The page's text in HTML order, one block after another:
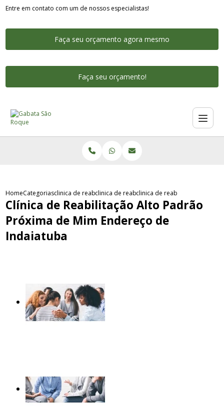
Entre em contato com um de nossos especialistas!
Faça seu orçamento agora mesmo
Faça seu orçamento!
HomeCategoriasclinica de reabilitacao alto padrao
clinica de reabilitacao alto padrao voluntaria
clinica de reabilitacao alto
Clínica de Reabilitação Alto Padrão
Próxima de Mim Endereço de
Indaiatuba